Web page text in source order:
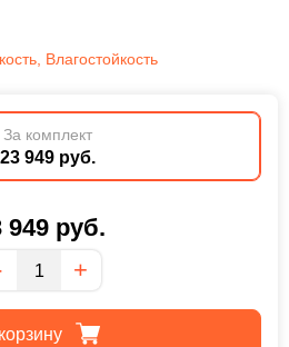
, Влагостойкость
949руб.
Количество
+
За комплект
23 949 руб.